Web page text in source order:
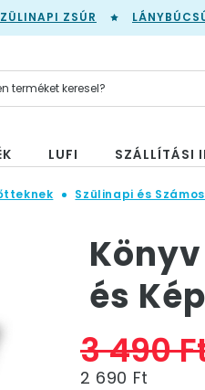
ZSÚR
LUFI SZÁLLÍTÁSI
Szülinapi és
és
3 490
2 690 Ft